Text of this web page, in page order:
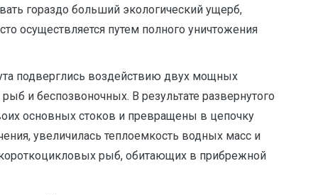
гораздо больший экологический ущерб,
осуществляется путем полного уничтожения
подверглись воздействию двух мощных
и беспозвоночных. В результате развернутого
основных стоков и превращены в цепочку
увеличилась теплоемкость водных масс и
рыб, обитающих в прибрежной